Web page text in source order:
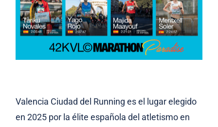
Valencia Ciudad del Running es el lugar elegido
en 2025 por la élite española del atletismo en